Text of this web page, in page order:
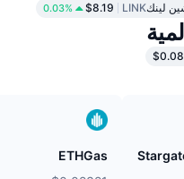
لينكLINK
$8.19
0.03%
ETHGas